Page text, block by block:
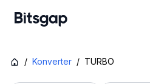
/ Konverter / TURBO